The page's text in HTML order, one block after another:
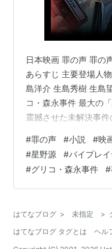
日本映画 罪の声 罪の
あらすじ 主要登場人
島洋介 生島秀樹 生島
コ・森永事件 最大の
震撼させた未解決事
の真相に迫る 『罪の
生のサスペンス小説。
コ・森永事件をモチー
にグリコ・森永事件
の子…
#罪の声 #小説 #映
#星野源 #バイプレ
#グリコ・森永事件 #
はてなブログ > 未指定 >
はてなブログ タグとは
ヘル